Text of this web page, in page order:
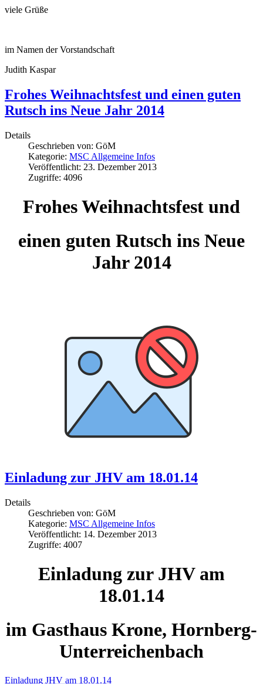
viele Grüße
im Namen der Vorstandschaft
Judith Kaspar
Frohes Weihnachtsfest und einen guten
Rutsch ins Neue Jahr 2014
Details
Geschrieben von: GöM
Kategorie: MSC Allgemeine Infos
Veröffentlicht: 23. Dezember 2013
Zugriffe: 4096
Frohes Weihnachtsfest und
einen guten Rutsch ins Neue
Jahr 2014
Einladung zur JHV am 18.01.14
Details
Geschrieben von: GöM
Kategorie: MSC Allgemeine Infos
Veröffentlicht: 14. Dezember 2013
Zugriffe: 4007
Einladung zur JHV am
18.01.14
im Gasthaus Krone, Hornberg-
Unterreichenbach
Einladung JHV am 18.01.14